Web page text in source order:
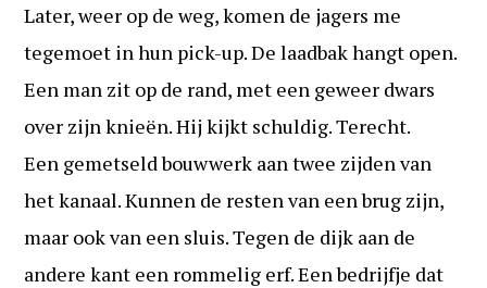
Later, weer op de weg, komen de jagers me
tegemoet in hun pick-up. De laadbak hangt open.
Een man zit op de rand, met een geweer dwars
over zijn knieën. Hij kijkt schuldig. Terecht.
Een gemetseld bouwwerk aan twee zijden van
het kanaal. Kunnen de resten van een brug zijn,
maar ook van een sluis. Tegen de dijk aan de
andere kant een rommelig erf. Een bedrijfje dat